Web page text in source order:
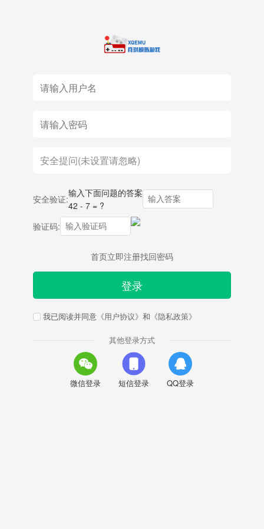
安全验证:
输入下面问题的答案
42 - 7 = ?
验证码:
首页立即注册找回密码
登录
我已阅读并同意 《用户协议》 和 《隐私政策》
其他登录方式
微信登录 短信登录 QQ登录